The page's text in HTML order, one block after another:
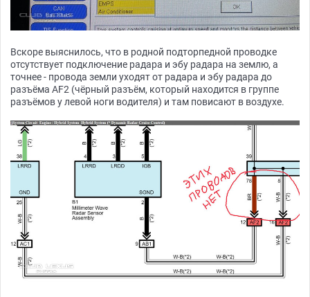
Вскоре выяснилось, что в родной подторпедной проводке
отсутствует подключение радара и эбу радара на землю, а
точнее - провода земли уходят от радара и эбу радара до
разъёма AF2 (чёрный разъём, который находится в группе
разъёмов у левой ноги водителя) и там повисают в воздухе.